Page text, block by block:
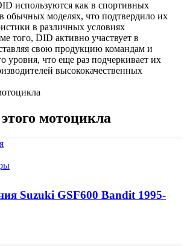
используются как в спортивных
обычных моделях, что подтвердило их
в различных условиях
того, DID активно участвует в
свою продукцию командам и
уровня, что еще раз подчеркивает их
высококачественных
мотоцикла
Этот
несколько
Suzuki GSF600 Bandit 1995-